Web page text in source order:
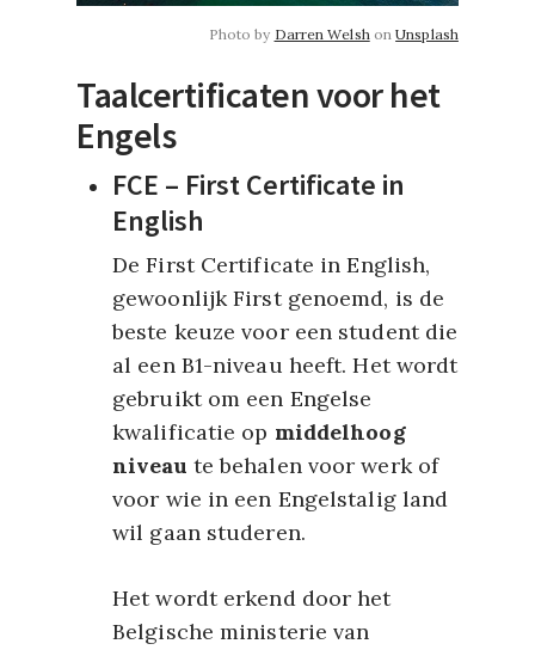
Photo by Darren Welsh onUnsplash
Taalcertificaten voor het
Engels
FCE – First Certificate in
English
De First Certificate in English,
gewoonlijk First genoemd, is de
beste keuze voor een student die
al een B1-niveau heeft. Het wordt
gebruikt om een Engelse
kwalificatie op middelhoog
niveau te behalen voor werk of
voor wie in een Engelstalig land
wil gaan studeren.
Het wordt erkend door het
Belgische ministerie van